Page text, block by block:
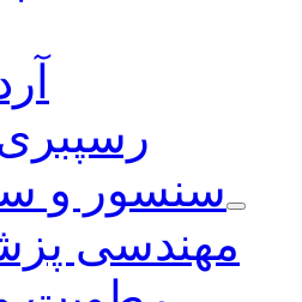
سنسور و
مهندسی